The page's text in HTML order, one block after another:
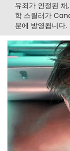
유죄가 인정된
학 스릴러가
분에 방영됩니다.